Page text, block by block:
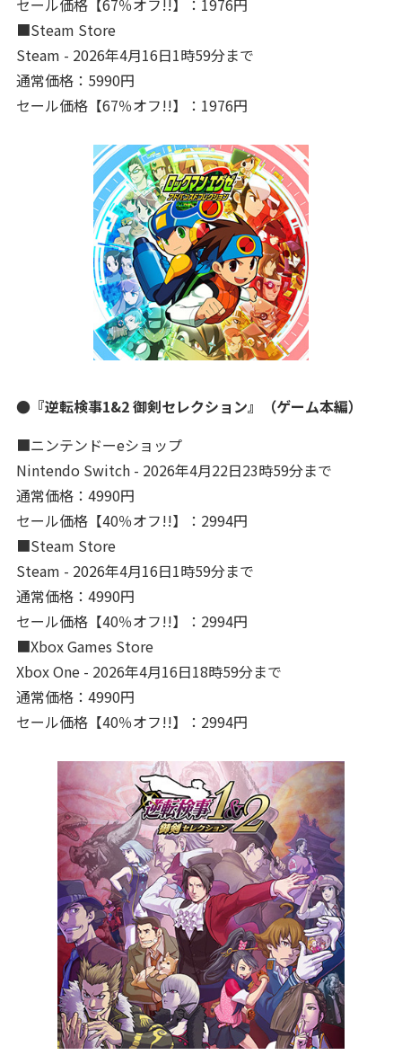
■Steam Store
Steam - 2026年4月16日1時59分まで
通常価格：5990円
セール価格【67％オフ!!】：1976円
●『逆転検事1&2 御剣セレクション』（ゲーム本編）
■ニンテンドーeショップ
Nintendo Switch - 2026年4月22日23時59分まで
通常価格：4990円
セール価格【40％オフ!!】：2994円
■Steam Store
Steam - 2026年4月16日1時59分まで
通常価格：4990円
セール価格【40％オフ!!】：2994円
■Xbox Games Store
Xbox One - 2026年4月16日18時59分まで
通常価格：4990円
セール価格【40％オフ!!】：2994円